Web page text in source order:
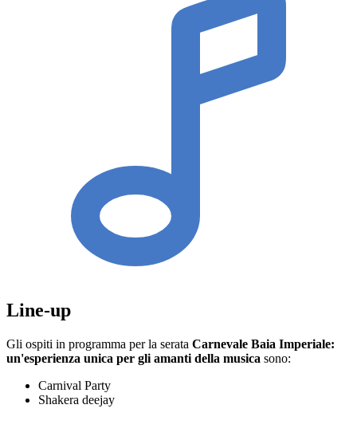
Line-up
Gli ospiti in programma per la serata Carnevale Baia Imperiale:
un'esperienza unica per gli amanti della musica sono:
Carnival Party
Shakera deejay